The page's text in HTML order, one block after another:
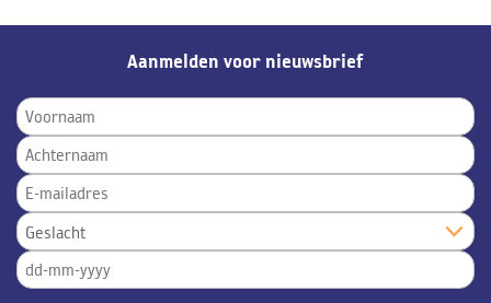
Aanmelden voor nieuwsbrief